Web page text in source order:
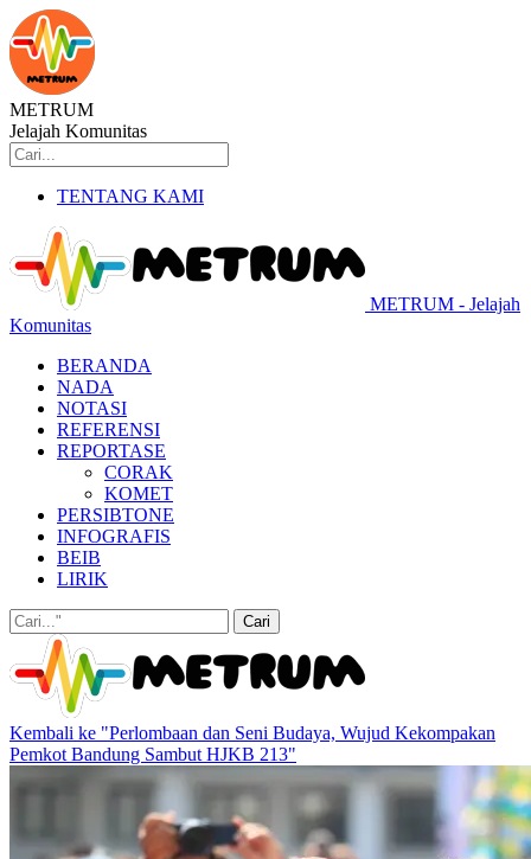
METRUM
Jelajah Komunitas
TENTANG KAMI
METRUM - Jelajah
Komunitas
BERANDA
NADA
NOTASI
REFERENSI
REPORTASE
CORAK
KOMET
PERSIBTONE
INFOGRAFIS
BEIB
LIRIK
Kembali ke "Perlombaan dan Seni Budaya, Wujud Kekompakan
Pemkot Bandung Sambut HJKB 213"